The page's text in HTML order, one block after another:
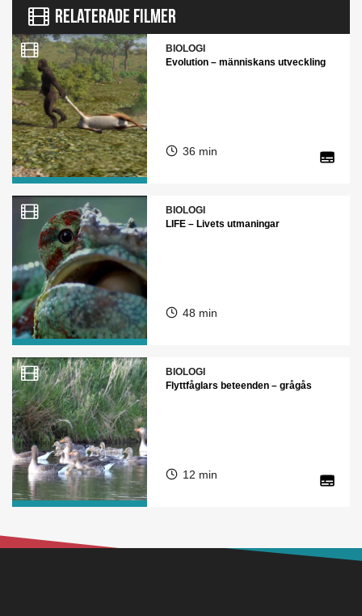
RELATERADE FILMER
BIOLOGI
Evolution – människans utveckling
36 min
BIOLOGI
LIFE – Livets utmaningar
48 min
BIOLOGI
Flyttfåglars beteenden – grågås
12 min